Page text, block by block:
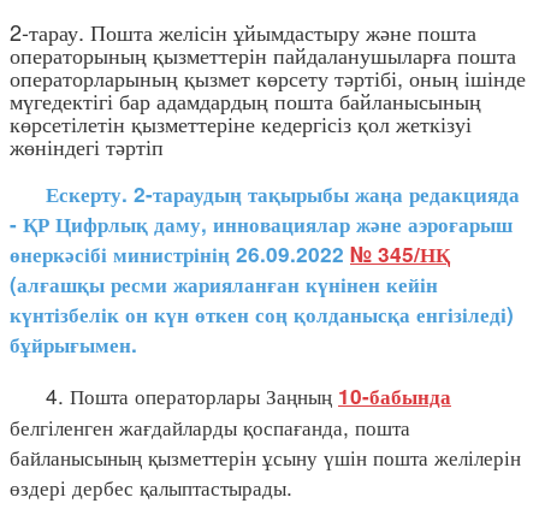
2-тарау. Пошта желісін ұйымдастыру және пошта
операторының қызметтерін пайдаланушыларға пошта
операторларының қызмет көрсету тәртібі, оның ішінде
мүгедектігі бар адамдардың пошта байланысының
көрсетілетін қызметтеріне кедергісіз қол жеткізуі
жөніндегі тәртіп
Ескерту. 2-тараудың тақырыбы жаңа редакцияда
- ҚР Цифрлық даму, инновациялар және аэроғарыш
өнеркәсібі министрінің 26.09.2022 № 345/НҚ
(алғашқы ресми жарияланған күнінен кейін
күнтізбелік он күн өткен соң қолданысқа енгізіледі)
бұйрығымен.
4. Пошта операторлары Заңның 10-бабында
белгіленген жағдайларды қоспағанда, пошта
байланысының қызметтерін ұсыну үшін пошта желілерін
өздері дербес қалыптастырады.